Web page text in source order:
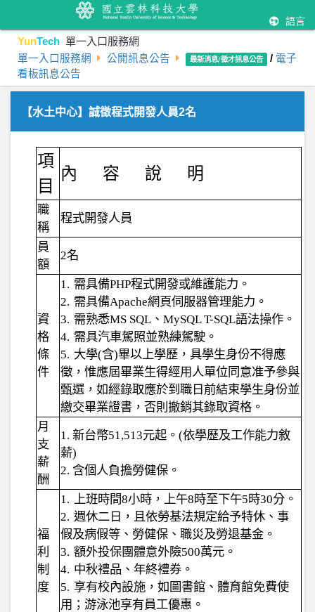
語言
YunTech 單一入口服務網
單一入口服務網 公開訊息公告 最新消息/徵才訊息公告 / 電子
看板訊息公告
【水土中心】誠徵程式開發人員2名
項
目
內 容 說 明
職
稱
程式開發人員
員
額
2名
資
格
條
件
1. 需具備PHP程式開發或維護能力。
2. 需具備Apache網頁伺服器管理能力。
3. 需熟悉MS SQL 、 MySQL T-SQL語法操作。
4. 需具汽車駕照並熟練駕駛。
5. 大學(含)畢以上學歷，具學生身份不得應
徵，惟應屆畢業生得經用人單位同意准予參與
甄選，如經錄取應於到職日前結束學生身份並
繳交畢業證書，否則撤銷其錄取資格。
月
支
薪
酬
1. 新台幣51,513元起。 (依學歷及工作能力敘
薪)
2. 含個人負擔勞健保。
福
利
制
度
1. 上班時間8小時，上午8時至下午5時30分。
2. 週休二日，且依勞基法規定給予特休、事
假及病假等、勞健保、職災及勞退基金。
3. 額外投保團體意外險500萬元。
4. 中秋禮品、年終禮券。
5. 享有校內設施，如圖書館、體育館免費使
用；游泳池享有員工優惠。